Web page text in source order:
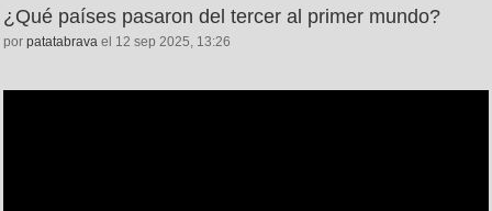
¿Qué países pasaron del tercer al primer mundo?
por patatabrava el 12 sep 2025, 13:26